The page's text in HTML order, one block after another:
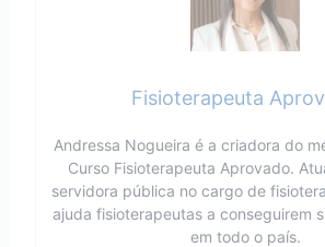
Fisioterapeuta
Andressa Nogueira é a criadora do
Curso Fisioterapeuta Aprovado.
servidora pública no cargo de
ajuda fisioterapeutas a conseguirem
em todo o país.